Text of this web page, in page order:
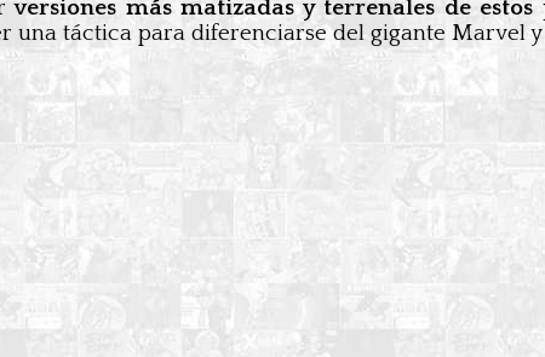
versiones más matizadas y terrenales de estos
una táctica para diferenciarse del gigante Marvel